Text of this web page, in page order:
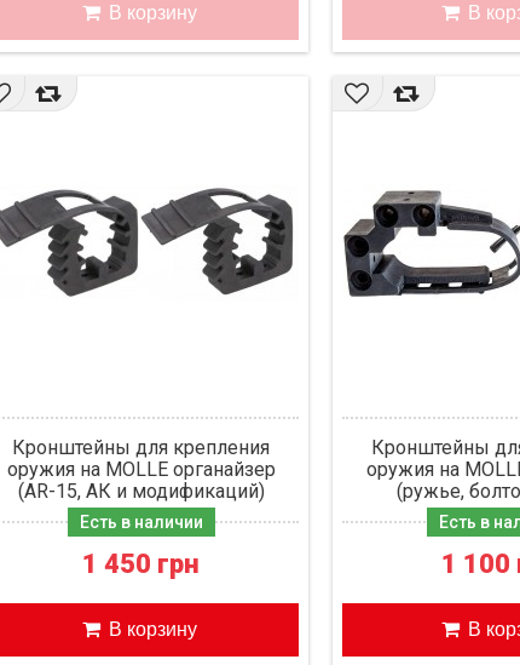
В корзину В
Кронштейны для крепления
оружия на MOLLE органайзер
(AR-15, АК и модификаций)
Есть в наличии
1 450 грн
В корзину
Кронштейны
оружия на
(ружье,
Есть в
1 100
В